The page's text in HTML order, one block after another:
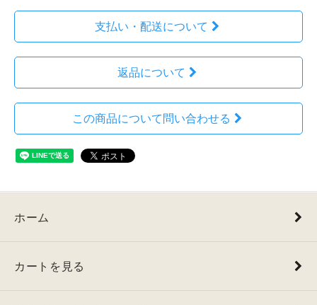
支払い・配送について
返品について
この商品について問い合わせる
ホーム
カートを見る